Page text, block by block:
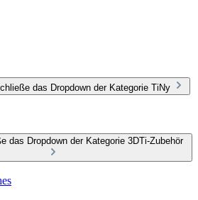
das Dropdown der Kategorie TiNy
das Dropdown der Kategorie 3DTi-Zubehör